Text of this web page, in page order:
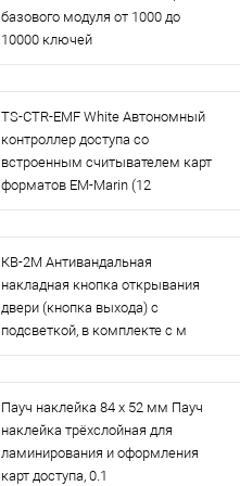
базового модуля от 1000 до
10000 ключей
TS-CTR-EMF White Автономный
контроллер доступа со
встроенным считывателем карт
форматов EM-Marin (12
КВ-2М Антивандальная
накладная кнопка открывания
двери (кнопка выхода) с
подсветкой, в комплекте с м
Пауч наклейка 84 х 52 мм Пауч
наклейка трёхслойная для
ламинирования и оформления
карт доступа, 0.1